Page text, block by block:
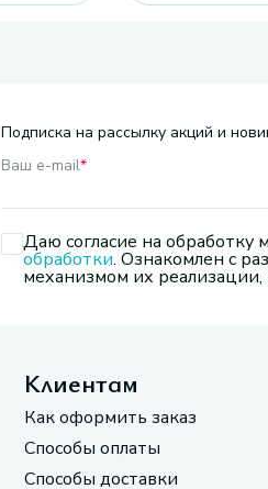
Подписка на рассылку акций и
Ваш e-mail*
Даю согласие на обработку
обработки. Ознакомлен с
механизмом их реализации,
Клиентам
Как оформить заказ
Способы оплаты
Способы доставки